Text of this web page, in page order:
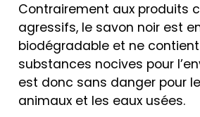
Contrairement aux produits
agressifs, le savon noir est
biodégradable et ne
substances nocives pour
est donc sans danger pour
animaux et les eaux usées.